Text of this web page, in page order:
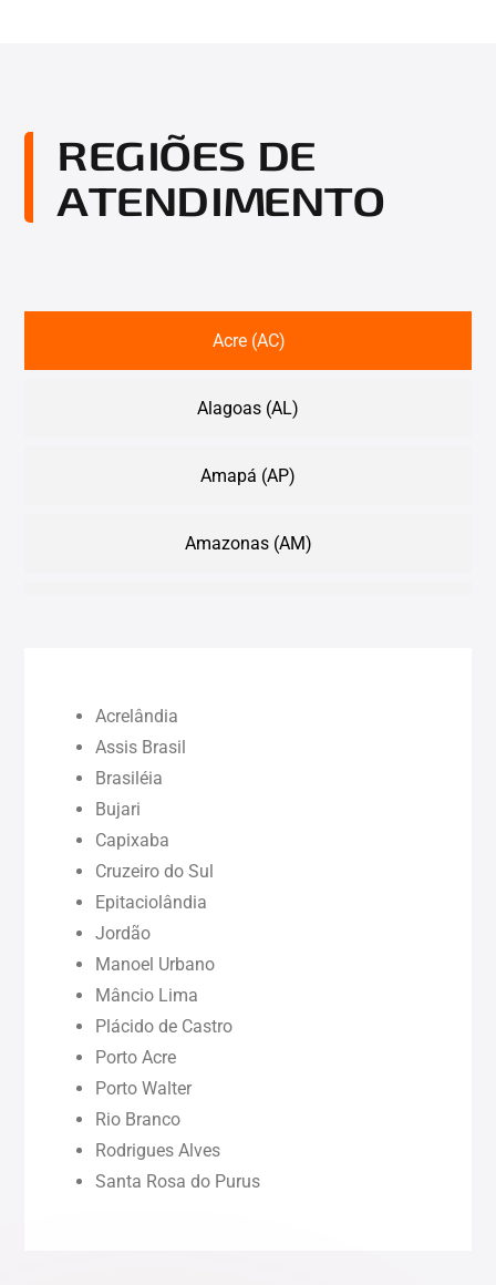
REGIÕES DE
ATENDIMENTO
Acre (AC)
Alagoas (AL)
Amapá (AP)
Amazonas (AM)
Paraíba (PB)
Piauí (PI)
Rondônia (RO)
Roraima (RR)
Acrelândia
Assis Brasil
Brasiléia
Bujari
Capixaba
Cruzeiro do Sul
Epitaciolândia
Jordão
Manoel Urbano
Mâncio Lima
Plácido de Castro
Porto Acre
Porto Walter
Rio Branco
Rodrigues Alves
Santa Rosa do Purus